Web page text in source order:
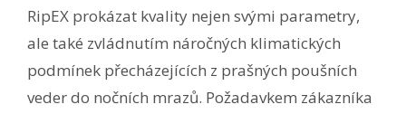
RipEX prokázat kvality nejen svými parametry,
ale také zvládnutím náročných klimatických
podmínek přecházejících z prašných poušních
veder do nočních mrazů. Požadavkem zákazníka